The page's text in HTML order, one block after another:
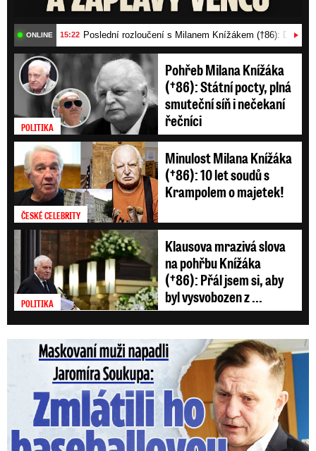
ONLINE 15:22 Poslední rozloučení s Milanem Knížákem (†86):
POLITIKA
Pohřeb Milana Knížáka
(†86): Státní pocty, plná
smuteční síň i nečekaní
řečníci
ČESKÉ CELEBRITY
Minulost Milana Knížáka
(†86): 10 let soudů s
Krampolem o majetek!
POLITIKA
Klausova mrazivá slova
na pohřbu Knížáka
(†86): Přál jsem si, aby
byl vysvobozen z ...
Maskovaní muži napadli Jaromíra Soukupa: Krvavá nakládačka